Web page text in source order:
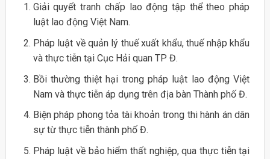
Giải quyết tranh chấp lao động tập thể theo pháp
luật lao động Việt Nam.
Pháp luật về quản lý thuế xuất khẩu, thuế nhập khẩu
và thực tiễn tại Cục Hải quan TP Đ.
Bồi thường thiệt hại trong pháp luật lao động Việt
Nam và thực tiễn áp dụng trên địa bàn Thành phố Đ.
Biện pháp phong tỏa tài khoản trong thi hành án dân
sự từ thực tiễn thành phố Đ.
Pháp luật về bảo hiểm thất nghiệp, qua thực tiễn tại